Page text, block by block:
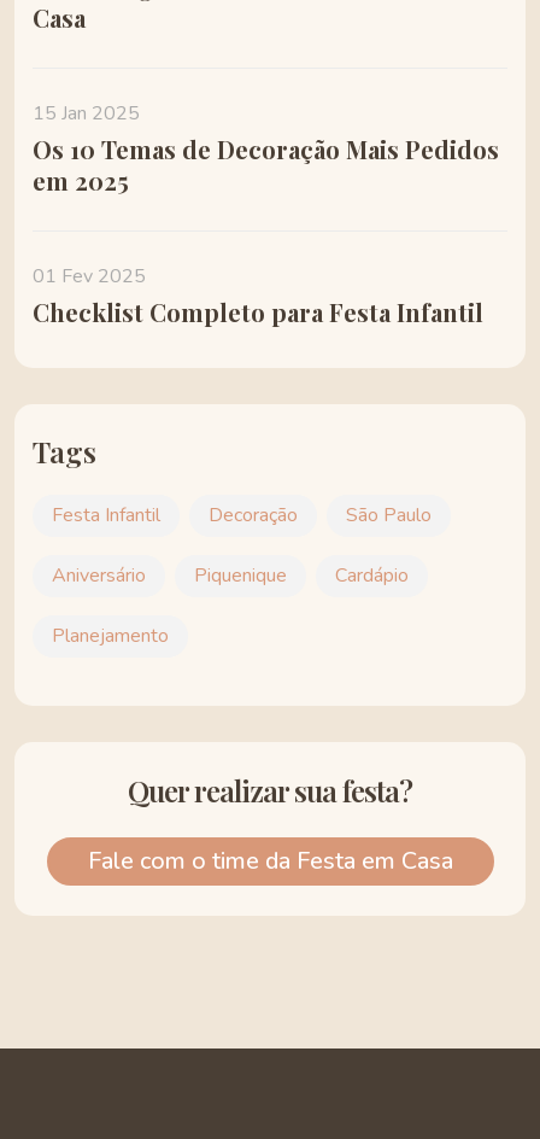
Casa
15 Jan 2025
Os 10 Temas de Decoração Mais Pedidos
em 2025
01 Fev 2025
Checklist Completo para Festa Infantil
Tags
Festa Infantil Decoração São Paulo
Aniversário Piquenique Cardápio
Planejamento
Quer realizar sua festa?
Fale com o time da Festa em Casa